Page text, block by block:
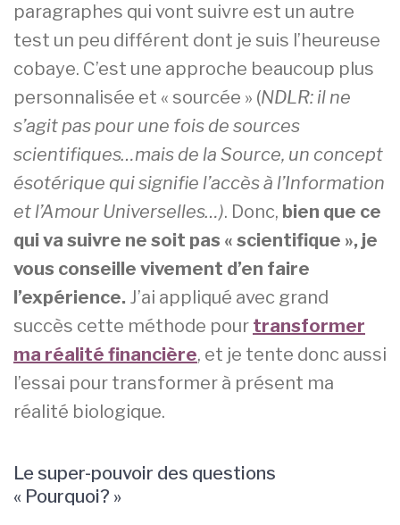
paragraphes qui vont suivre est un autre
test un peu différent dont je suis l’heureuse
cobaye. C’est une approche beaucoup plus
personnalisée et « sourcée » (NDLR: il ne
s’agit pas pour une fois de sources
scientifiques…mais de la Source, un concept
ésotérique qui signifie l’accès à l’Information
et l’Amour Universelles…). Donc, bien que ce
qui va suivre ne soit pas « scientifique », je
vous conseille vivement d’en faire
l’expérience. J’ai appliqué avec grand
succès cette méthode pour transformer
ma réalité financière, et je tente donc aussi
l’essai pour transformer à présent ma
réalité biologique.
Le super-pouvoir des questions
« Pourquoi? »